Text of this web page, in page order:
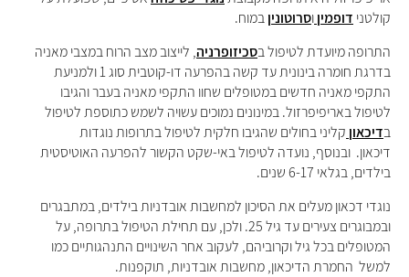
קולטני דופמיןוסרוטוניןבמוח.
התרופה מיועדת לטיפול בסכיזופרניה, לייצוב מצב הרוח במצבי מאניה
בדרגת חומרה בינונית עד קשה בהפרעה דו-קוטבית סוג 1 ולמניעת
התקפי מאניה חדשים במטופלים שחוו התקפי מאניה בעבר והגיבו
לטיפול באריפיפרזול. במינונים נמוכים עשויה לשמש כתוספת לטיפול
בדיכאון קליני בחולים שהגיבו חלקית לטיפול בתרופות נוגדות
דיכאון. ובנוסף, נועדה לטיפול באי-שקט הקשור להפרעה האוטיסטית
בילדים, בגלאי 6-17 שנים.
נוגדי דכאון מעלים את הסיכון למחשבות אובדניות בילדים, במתבגרים
ובמבוגרים צעירים עד גיל 25. ולכן, עם תחילת הטיפול בתרופה, על
המטופלים בכל גיל וקרוביהם, לעקוב אחר השינויים התנהגותיים כמו
למשל החמרת הדיכאון, מחשבות אובדניות, תוקפנות.